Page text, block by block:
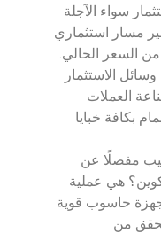
سواء الآجلة
مسار استثماري
السعر الحالي.
الاستثمار
العملات
بكافة خبايا
مفصلًا عن
هي عملية
حاسوب قوية
من